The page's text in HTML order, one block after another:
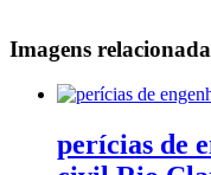
Imagens
perícias de